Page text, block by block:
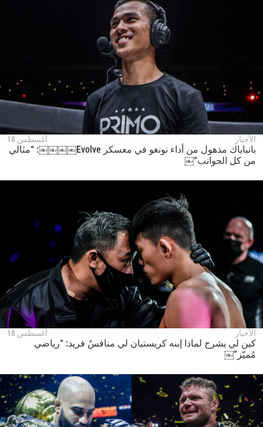
الأخبار أغسطس 18
بانباياك مذهول من أداء نونغو في معسكر Evolve￼￼￼￼: “مثالي
من كل الجوانب”￼
الأخبار أغسطس 18
كين لي يشرح لماذا إبنه كريستيان لي منافسٌ فريد: “رياضي
مُميّز”￼
شاهد أبرز اللقطات
إشترك
بإرسال هذا النموذج، فإنك توافق على جمعنا لمعلوماتك
واستخدامها والإفصاح عنها بموجبسياسة الخصوصية
يمكنك إلغاء الاشتراك في هذه المنشورات في أي وقت.